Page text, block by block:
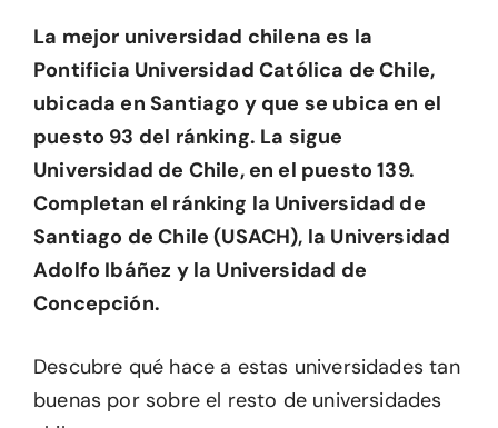
La mejor universidad chilena es la
Pontificia Universidad Católica de Chile,
ubicada en Santiago y que se ubica en el
puesto 93 del ránking. La sigue
Universidad de Chile, en el puesto 139.
Completan el ránking la Universidad de
Santiago de Chile (USACH), la Universidad
Adolfo Ibáñez y la Universidad de
Concepción.
Descubre qué hace a estas universidades tan
buenas por sobre el resto de universidades